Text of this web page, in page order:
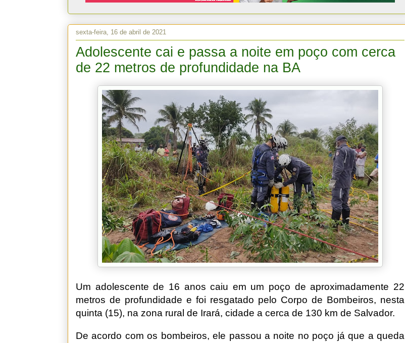
sexta-feira, 16 de abril de 2021
Adolescente cai e passa a noite em poço com cerca
de 22 metros de profundidade na BA
Um adolescente de 16 anos caiu em um poço de aproximadamente 22
metros de profundidade e foi resgatado pelo Corpo de Bombeiros, nesta
quinta (15), na zona rural de Irará, cidade a cerca de 130 km de Salvador.
De acordo com os bombeiros, ele passou a noite no poço já que a queda